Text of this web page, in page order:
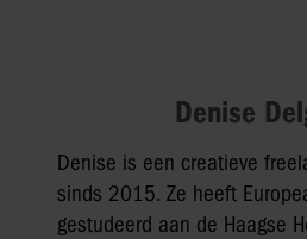
Denise
Denise is een creatieve
sinds 2015. Ze heeft
gestudeerd aan de Haagse